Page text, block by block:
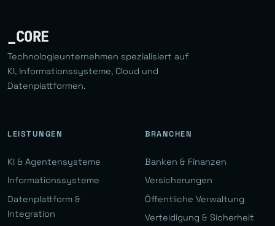
_CORE
Technologieunternehmen spezialisiert auf
KI, Informationssysteme, Cloud und
Datenplattformen.
LEISTUNGEN
KI & Agentensysteme
Informationssysteme
Datenplattform &
Integration
BRANCHEN
Banken & Finanzen
Versicherungen
Öffentliche Verwaltung
Verteidigung & Sicherheit